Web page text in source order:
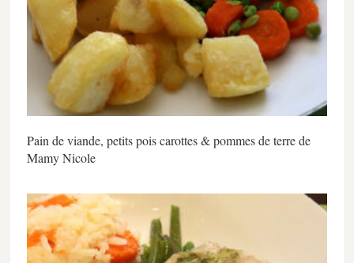
Pain de viande, petits pois carottes & pommes de terre de
Mamy Nicole